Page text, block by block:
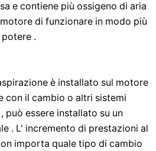
e contiene più ossigeno di aria
di funzionare in modo più
.
è installato sul motore
con il cambio o altri sistemi
può essere installato su un
. L' incremento di prestazioni al
importa quale tipo di cambio